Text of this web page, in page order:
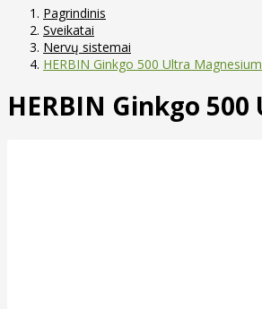
Pagrindinis
Sveikatai
Nervų sistemai
HERBIN Ginkgo 500 Ultra
HERBIN Ginkgo